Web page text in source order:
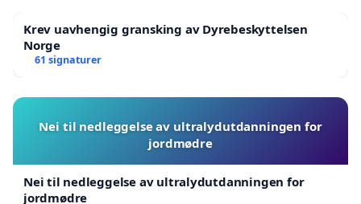
Krev uavhengig gransking av Dyrebeskyttelsen
Norge
61 signaturer
Nei til nedleggelse av ultralydutdanningen for
jordmødre
Nei til nedleggelse av ultralydutdanningen for
jordmødre